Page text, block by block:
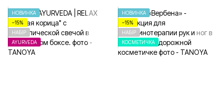
НОВИНКА
−15%
НАБІР
AYURVEDA
НОВИНКА
−15%
НАБІР
КОСМЕТИЧКА